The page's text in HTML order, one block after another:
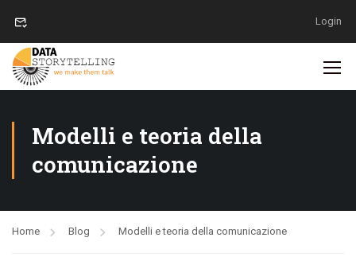
Login
Modelli e teoria della
comunicazione
Home Blog Modelli e teoria della comunicazione